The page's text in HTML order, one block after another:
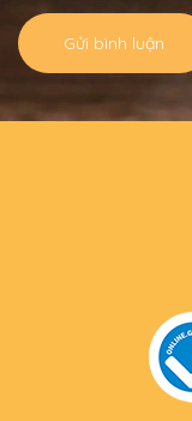
Gửi bình luận